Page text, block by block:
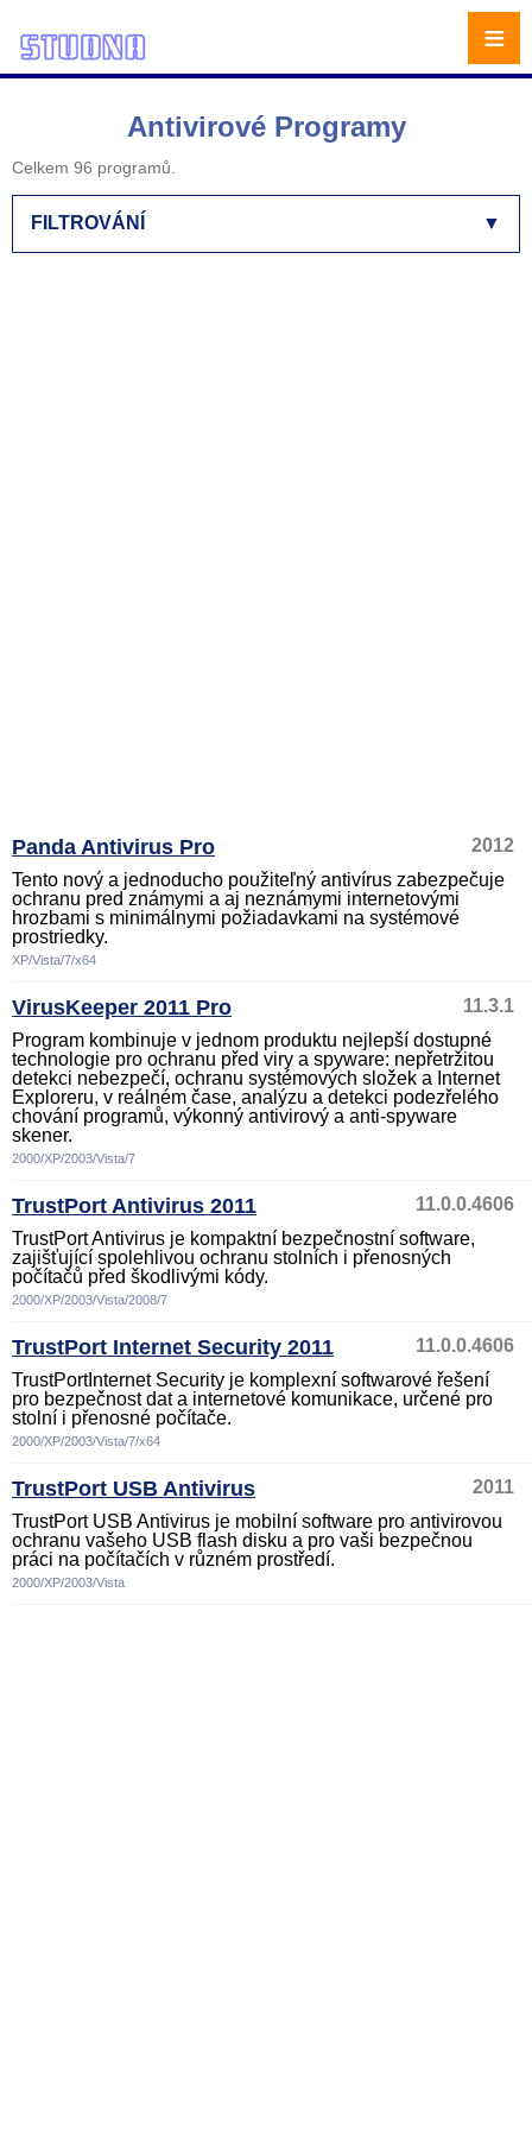
Antivirové Programy
Celkem 96 programů.
▼
FILTROVÁNÍ
Panda Antivirus Pro
2012
Tento nový a jednoducho použiteľný antivírus zabezpečuje
ochranu pred známymi a aj neznámymi internetovými
hrozbami s minimálnymi požiadavkami na systémové
prostriedky.
XP/Vista/7/x64
VirusKeeper 2011 Pro
11.3.1
Program kombinuje v jednom produktu nejlepší dostupné
technologie pro ochranu před viry a spyware: nepřetržitou
detekci nebezpečí, ochranu systémových složek a Internet
Exploreru, v reálném čase, analýzu a detekci podezřelého
chování programů, výkonný antivirový a anti-spyware
skener.
2000/XP/2003/Vista/7
TrustPort Antivirus 2011
11.0.0.4606
TrustPort Antivirus je kompaktní bezpečnostní software,
zajišťující spolehlivou ochranu stolních i přenosných
počítačů před škodlivými kódy.
2000/XP/2003/Vista/2008/7
TrustPort Internet Security 2011
11.0.0.4606
TrustPortInternet Security je komplexní softwarové řešení
pro bezpečnost dat a internetové komunikace, určené pro
stolní i přenosné počítače.
2000/XP/2003/Vista/7/x64
TrustPort USB Antivirus
2011
TrustPort USB Antivirus je mobilní software pro antivirovou
ochranu vašeho USB flash disku a pro vaši bezpečnou
práci na počítačích v různém prostředí.
2000/XP/2003/Vista
≡